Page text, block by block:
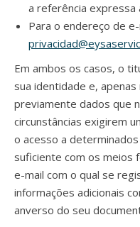
a referência expressa
Para o endereço de
Em ambos os casos, o
sua identidade e,
previamente dados que
circunstâncias exigirem
o acesso a
suficiente com os meios
e-mail com o qual se
informações adicionais
anverso do seu